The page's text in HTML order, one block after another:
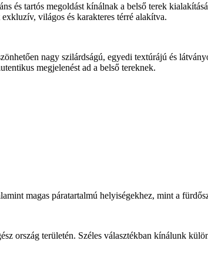
és tartós megoldást kínálnak a belső terek
világos és karakteres térré alakítva.
nagy szilárdságú, egyedi textúrájú és
megjelenést ad a belső tereknek.
magas páratartalmú helyiségekhez, mint a
ország területén. Széles választékban kínálunk